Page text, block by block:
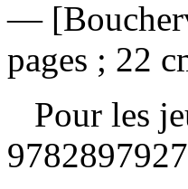
—
pages ; 22
Pour les